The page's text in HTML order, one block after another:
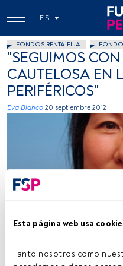
Esta página web usa
Tanto nosotros como
ES
FONDOS RENTA FIJA
"SEGUIMOS
CAUTELOSA EN
PERIFÉRICOS"
Eva Blanco 20 septiembre 2012
Tiempo lectura: 2 min.